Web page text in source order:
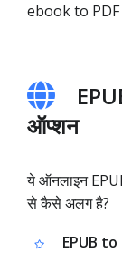
ebook to PDF
ऑप्शन
ये ऑनलाइन
से कैसे अलग है?
EPUB to